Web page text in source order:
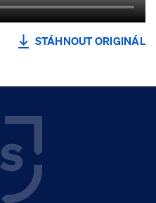
STÁHNOUT ORIGINÁL